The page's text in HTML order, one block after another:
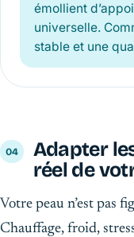
émollient
universelle.
stable et une
Adapter
réel de
Votre peau n’est pas
Chauffage, froid,